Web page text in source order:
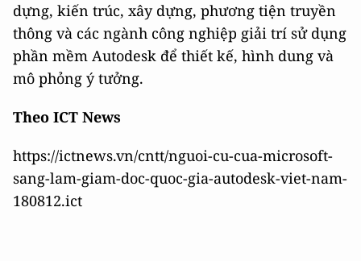
dựng, kiến trúc, xây dựng, phương tiện truyền
thông và các ngành công nghiệp giải trí sử dụng
phần mềm Autodesk để thiết kế, hình dung và
mô phỏng ý tưởng.
Theo ICT News
https://ictnews.vn/cntt/nguoi-cu-cua-microsoft-
sang-lam-giam-doc-quoc-gia-autodesk-viet-nam-
180812.ict